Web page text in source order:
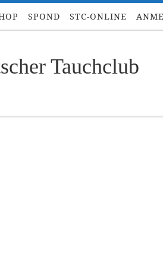
SPOND STC-ONLINE
Tauchclub